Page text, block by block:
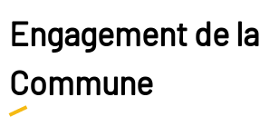
Engagement de la
Commune